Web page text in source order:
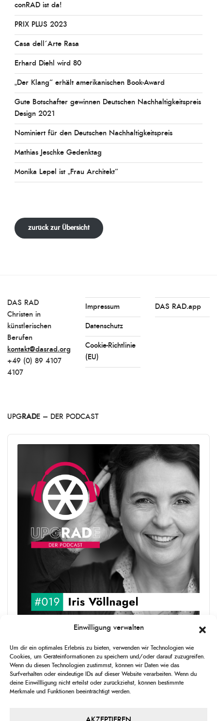
Einwilligung verwalten
Um dir ein optimales Erlebnis zu bieten, verwenden wir Technologien wie
Cookies, um Geräteinformationen zu speichern und/oder darauf zuzugreifen.
Wenn du diesen Technologien zustimmst, können wir Daten wie das
Surfverhalten oder eindeutige IDs auf dieser Website verarbeiten. Wenn du
deine Einwillligung nicht erteilst oder zurückziehst, können bestimmte
Merkmale und Funktionen beeinträchtigt werden.
conRAD ist da!
PRIX PLUS 2023
Casa dell´Arte Rasa
Erhard Diehl wird 80
„Der Klang“ erhält amerikanischen Book-Award
Gute Botschafter gewinnen Deutschen Nachhaltigkeitspreis
Design 2021
Nominiert für den Deutschen Nachhaltigkeitspreis
Mathias Jeschke Gedenktag
Monika Lepel ist „Frau Architekt“
zurück zur Übersicht
DAS RAD
Christen in
künstlerischen
Berufen
kontakt@dasrad.org
+49 (0) 89 4107
4107
Impressum
Datenschutz
Cookie-Richtlinie
(EU)
DAS RAD.app
UPG RADE – DER PODCAST
Audio
Player
Iris Völlnagel hat schon auf unterschiedlichen Kontinenten gelebt
und gearbeitet, spricht mehrere Sprachen und berichtet
leidenschaftlich gerne über das, was sie erlebt – als Journalistin,
[...]